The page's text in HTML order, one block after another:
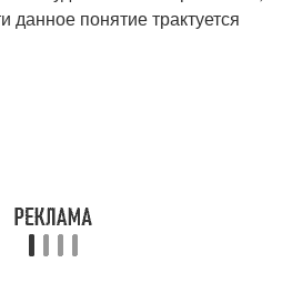
данное понятие трактуется